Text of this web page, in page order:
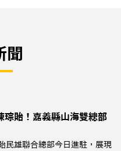
聞
琮貽！嘉義縣山海雙總部
民雄聯合總部今日進駐，展現